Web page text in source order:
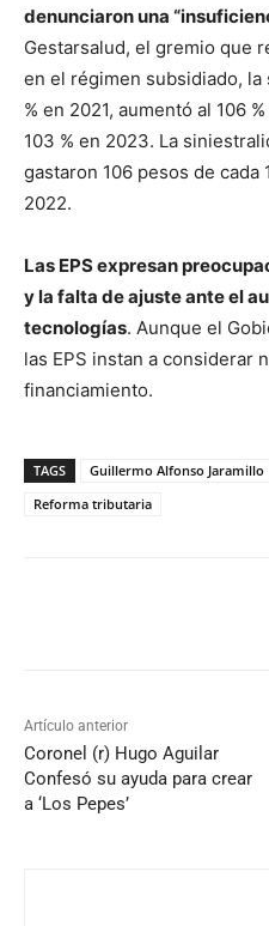
denunciaron una
Gestarsalud, el gremio que
en el régimen subsidiado, la
% en 2021, aumentó al 106
103 % en 2023. La
gastaron 106 pesos de cada
2022.
Las EPS expresan
y la falta de ajuste ante el
tecnologías. Aunque el
las EPS instan a considerar
financiamiento.
TAGS Guillermo Alfonso Jaramillo
Reforma tributaria
Artículo anterior
Coronel (r) Hugo Aguilar
Confesó su ayuda para crear
a ‘Los Pepes’